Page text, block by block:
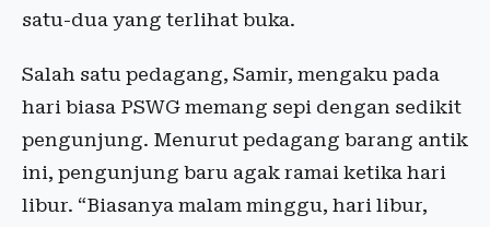
satu-dua yang terlihat buka.
Salah satu pedagang, Samir, mengaku pada
hari biasa PSWG memang sepi dengan sedikit
pengunjung. Menurut pedagang barang antik
ini, pengunjung baru agak ramai ketika hari
libur. “Biasanya malam minggu, hari libur,